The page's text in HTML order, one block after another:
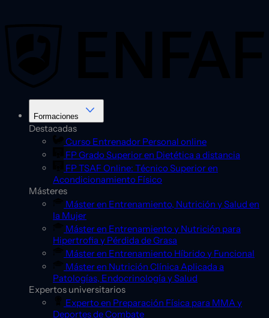
Formaciones
Destacadas
Curso Entrenador Personal online
FP Grado Superior en Dietética a distancia
FP TSAF Online: Técnico Superior en
Acondicionamiento Físico
Másteres
Máster en Entrenamiento, Nutrición y Salud en
la Mujer
Máster en Entrenamiento y Nutrición para
Hipertrofia y Pérdida de Grasa
Máster en Entrenamiento Híbrido y Funcional
Máster en Nutrición Clínica Aplicada a
Patologías, Endocrinología y Salud
Expertos universitarios
Experto en Preparación Física para MMA y
Deportes de Combate